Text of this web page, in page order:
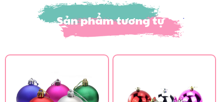
Sản phẩm tương tự